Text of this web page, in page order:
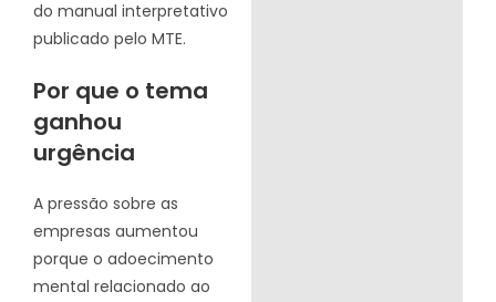
do manual interpretativo
publicado pelo MTE.
Por que o tema
ganhou
urgência
A pressão sobre as
empresas aumentou
porque o adoecimento
mental relacionado ao